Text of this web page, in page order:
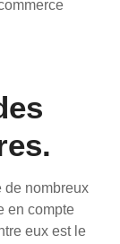
de nombreux
en compte
eux est le